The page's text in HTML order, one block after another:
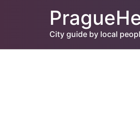
City guide by local